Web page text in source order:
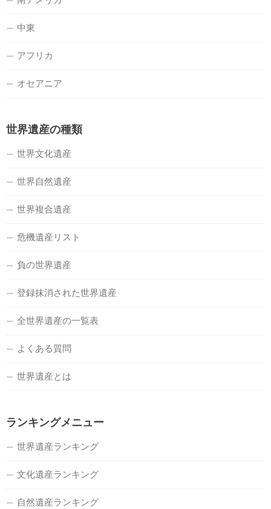
中東
アフリカ
オセアニア
世界遺産の種類
世界文化遺産
世界自然遺産
世界複合遺産
危機遺産リスト
負の世界遺産
登録抹消された世界遺産
全世界遺産の一覧表
よくある質問
世界遺産とは
ランキングメニュー
世界遺産ランキング
文化遺産ランキング
自然遺産ランキング